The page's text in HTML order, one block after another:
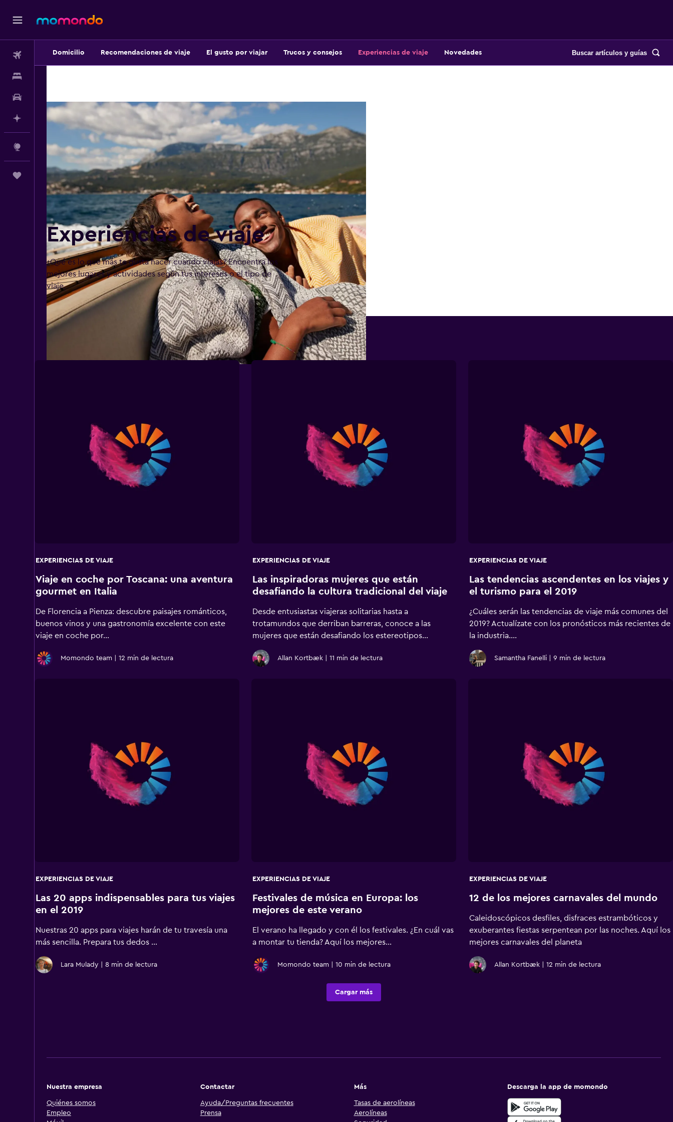
Vuelos
Planifica con IA
Explore
Trips
Domicilio Recomendaciones de viaje El gusto por viajar Trucos y consejos Experiencias de viaje Novedades Buscar artículos y guías
Experiencias de viaje
¿Qué es lo que más te gusta hacer cuando viajas? Encuentra los
mejores lugares y actividades según tus intereses o el tipo de
viaje.
EXPERIENCIAS DE VIAJE
Viaje en coche por Toscana: una aventura
gourmet en Italia
De Florencia a Pienza: descubre paisajes románticos,
buenos vinos y una gastronomía excelente con este
viaje en coche por...
Momondo team 12 min de lectura
EXPERIENCIAS DE VIAJE
Las inspiradoras mujeres que están
desafiando la cultura tradicional del viaje
Desde entusiastas viajeras solitarias hasta a
trotamundos que derriban barreras, conoce a las
mujeres que están desafiando los estereotipos...
Allan Kortbæk 11 min de lectura
EXPERIENCIAS DE VIAJE
Las tendencias ascendentes en los viajes y
el turismo para el 2019
¿Cuáles serán las tendencias de viaje más comunes del
2019? Actualízate con los pronósticos más recientes de
la industria....
Samantha Fanelli 9 min de lectura
EXPERIENCIAS DE VIAJE
Las 20 apps indispensables para tus viajes
en el 2019
Nuestras 20 apps para viajes harán de tu travesía una
más sencilla. Prepara tus dedos …
Lara Mulady 8 min de lectura
EXPERIENCIAS DE VIAJE
Festivales de música en Europa: los
mejores de este verano
El verano ha llegado y con él los festivales. ¿En cuál vas
a montar tu tienda? Aquí los mejores...
Momondo team 10 min de lectura
EXPERIENCIAS DE VIAJE
12 de los mejores carnavales del mundo
Caleidoscópicos desfiles, disfraces estrambóticos y
exuberantes fiestas serpentean por las noches. Aquí los
mejores carnavales del planeta
Allan Kortbæk 12 min de lectura
Cargar más
Nuestra empresa
Quiénes somos
Empleo
Contactar
Ayuda/Preguntas frecuentes
Prensa
Más
Tasas de aerolíneas
Aerolíneas
Descarga la app de momondo